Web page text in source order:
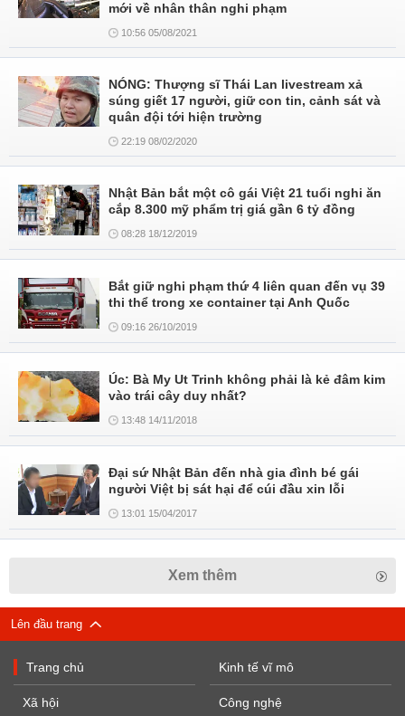
mới về nhân thân nghi phạm
10:56 05/08/2021
NÓNG: Thượng sĩ Thái Lan livestream xả
súng giết 17 người, giữ con tin, cảnh sát và
quân đội tới hiện trường
22:19 08/02/2020
Nhật Bản bắt một cô gái Việt 21 tuổi nghi ăn
cắp 8.300 mỹ phẩm trị giá gần 6 tỷ đồng
08:28 18/12/2019
Bắt giữ nghi phạm thứ 4 liên quan đến vụ 39
thi thể trong xe container tại Anh Quốc
09:16 26/10/2019
Úc: Bà My Ut Trinh không phải là kẻ đâm kim
vào trái cây duy nhất?
13:48 14/11/2018
Đại sứ Nhật Bản đến nhà gia đình bé gái
người Việt bị sát hại để cúi đầu xin lỗi
13:01 15/04/2017
Xem thêm
Lên đầu trang
Trang chủ
Xã hội
Kinh tế vĩ mô
Công nghệ